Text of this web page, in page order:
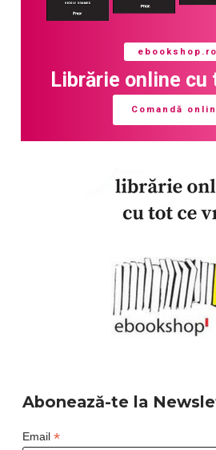
ebookshop.ro
Librărie online cu
Comandă
Abonează-te la
Email *